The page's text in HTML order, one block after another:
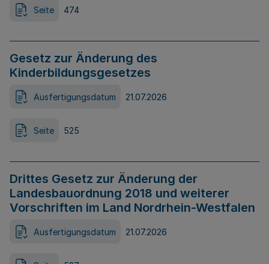
Seite 474
Gesetz zur Änderung des
Kinderbildungsgesetzes
Ausfertigungsdatum 21.07.2026
Seite 525
Drittes Gesetz zur Änderung der
Landesbauordnung 2018 und weiterer
Vorschriften im Land Nordrhein-Westfalen
Ausfertigungsdatum 21.07.2026